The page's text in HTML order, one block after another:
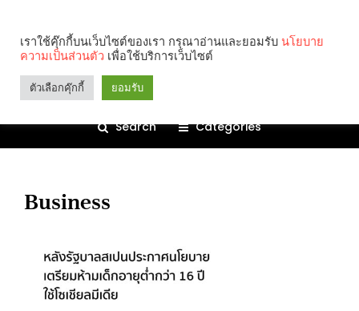
Search Categories
Business
เราใช้คุ๊กกี้บนเว็บไซต์ของเรา กรุณาอ่านและยอมรับ นโยบาย
ความเป็นส่วนตัว เพื่อใช้บริการเว็บไซต์
ตัวเลือกคุ๊กกี้ ยอมรับ